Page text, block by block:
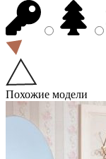
Похожие модели